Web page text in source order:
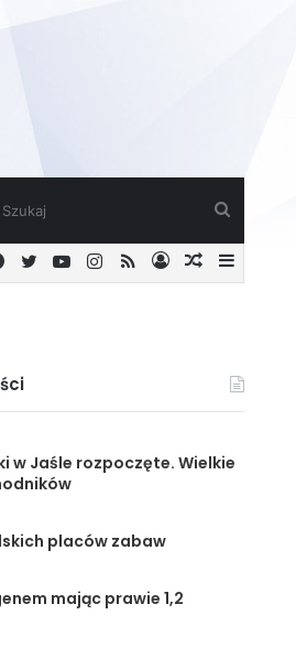
Losowy
Zaloguj
RSS
Instagram
YouTube
Twitter
Facebook
w Jaśle rozpoczęte. Wielkie
placów zabaw
mając prawie 1,2